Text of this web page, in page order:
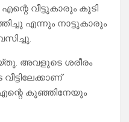
വീട്ടുകാരും കൂടി
എന്നും നാട്ടുകാരും
അവളുടെ ശരീരം
കുഞ്ഞിനേയും